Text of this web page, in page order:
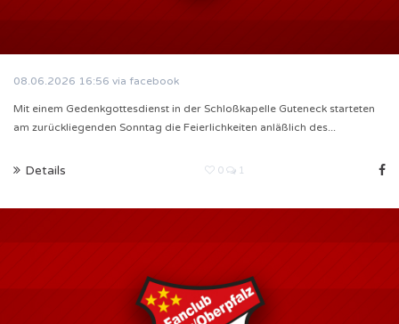
08.06.2026 16:56 via facebook
Mit einem Gedenkgottesdienst in der Schloßkapelle Guteneck starteten
am zurückliegenden Sonntag die Feierlichkeiten anläßlich des...
Details 0 1